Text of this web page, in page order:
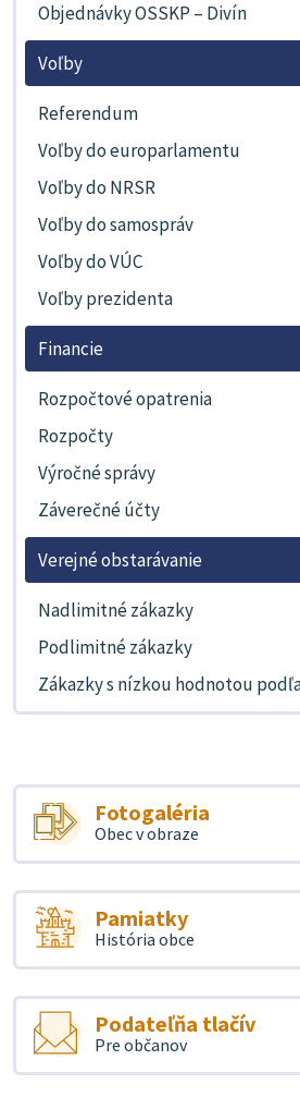
Objednávky OSSKP – Divín
Voľby
Referendum
Voľby do europarlamentu
Voľby do NRSR
Voľby do samospráv
Voľby do VÚC
Voľby prezidenta
Financie
Rozpočtové opatrenia
Rozpočty
Výročné správy
Záverečné účty
Verejné obstarávanie
Nadlimitné zákazky
Podlimitné zákazky
Zákazky s nízkou hodnotou
Fotogaléria
Obec v obraze
Pamiatky
História obce
Podateľňa tlačív
Pre občanov